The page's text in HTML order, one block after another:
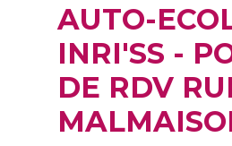
AUTO-
INRI'SS -
DE RDV